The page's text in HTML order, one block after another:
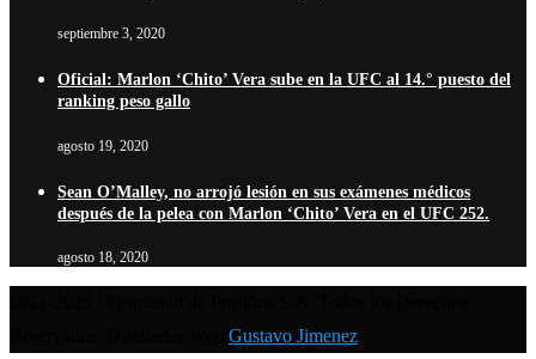
septiembre 3, 2020
Oficial: Marlon ‘Chito’ Vera sube en la UFC al 14.° puesto del
ranking peso gallo
agosto 19, 2020
Sean O’Malley, no arrojó lesión en sus exámenes médicos
después de la pelea con Marlon ‘Chito’ Vera en el UFC 252.
agosto 18, 2020
Gustavo Jimenez